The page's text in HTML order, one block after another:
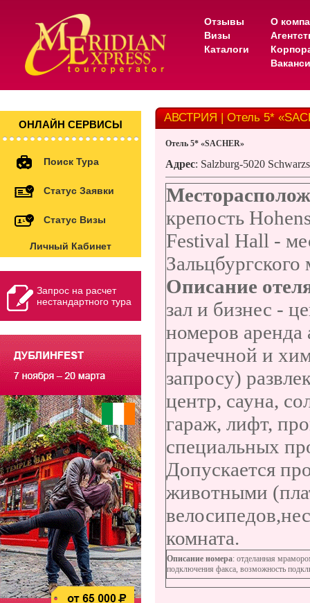
Отзывы
Визы
Каталоги
О
ОНЛАЙН СЕРВИСЫ
Поиск Тура
Статус Заявки
Статус Визы
Личный Кабинет
Запрос на расчет
нестандартного тура
АВСТРИЯ | Отель 5*
Отель 5* «SACHER»
Адрес: Salzburg-5020
крепость
Festival Hall -
Описание
зал и бизнес -
номеров аренда
прачечной и
запросу)
центр, сауна,
гараж, лифт,
специальных
Допускается
животными
комната.
Описание номера: отделанная
подключения факса, возможность